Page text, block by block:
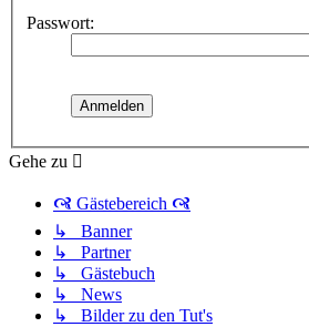
Passwort:
Gehe zu
🙧 Gästebereich 🙧
↳ Banner
↳ Partner
↳ Gästebuch
↳ News
↳ Bilder zu den Tut's